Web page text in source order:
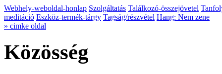
Webhely-weboldal-honlap Szolgáltatás Találkozó-összejövetel
meditáció Eszköz-termék-tárgy Tagság/részvétel Hang: Nem zene
» cimke oldal
Közösség